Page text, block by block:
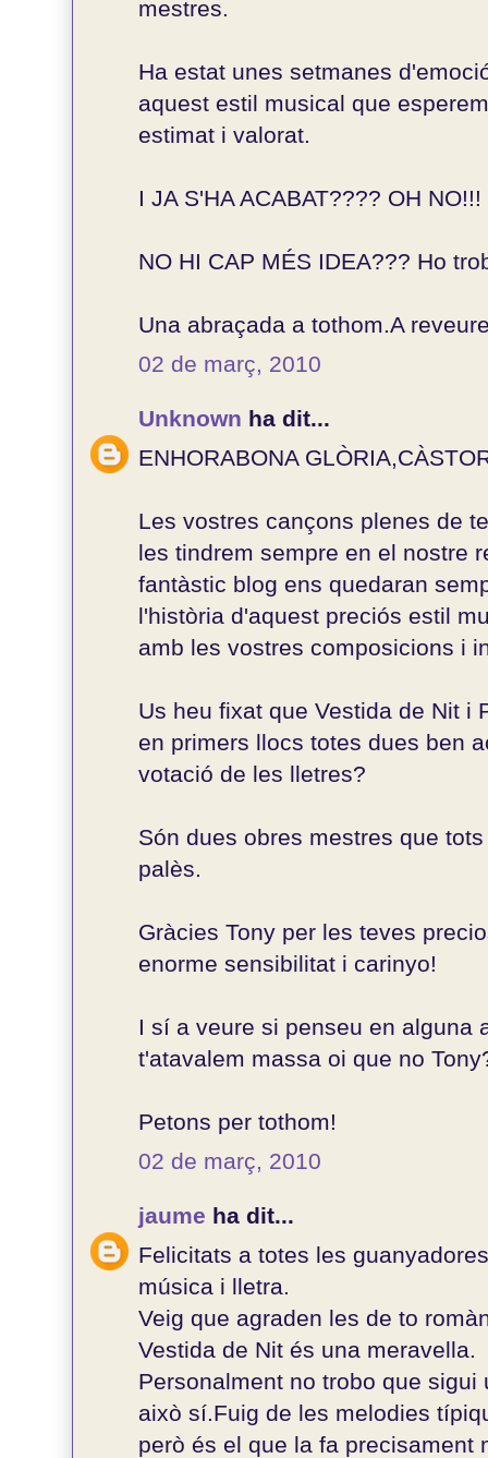
mestres.
Ha estat unes setmanes
aquest estil musical que
estimat i valorat.
I JA S'HA ACABAT???? OH NO!!!
NO HI CAP MÉS IDEA??? Ho
Una abraçada a tothom.A
02 de març, 2010
Unknown ha dit...
ENHORABONA
Les vostres cançons plenes de
les tindrem sempre en el nostre
fantàstic blog ens quedaran
l'història d'aquest preciós estil
amb les vostres composicions i
Us heu fixat que Vestida de Nit i
en primers llocs totes dues ben
votació de les lletres?
Són dues obres mestres que
palès.
Gràcies Tony per les teves
enorme sensibilitat i carinyo!
I sí a veure si penseu en alguna
t'atavalem massa oi que no
Petons per tothom!
02 de març, 2010
jaume ha dit...
Felicitats a totes les
música i lletra.
Veig que agraden les de to
Vestida de Nit és una meravella.
Personalment no trobo que
això sí.Fuig de les melodies
però és el que la fa precisament